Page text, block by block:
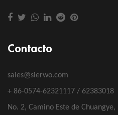
Contacto
sales@sierwo.com
+ 86-0574-62321117 / 62383018
No. 2, Camino Este de Chuangye,